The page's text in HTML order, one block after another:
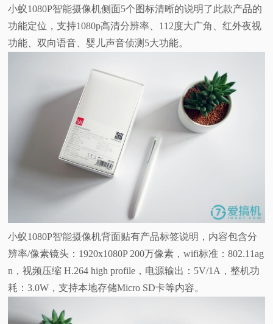
小蚁1080P智能摄像机侧面5个图标清晰的说明了此款产品的
功能定位，支持1080p高清分辨率、112度大广角、红外夜视
功能、双向语音、婴儿声音侦测5大功能。
小蚁1080P智能摄像机背面贴有产品标签说明，内容包含分
辨率/像素镜头：1920x1080P 200万像素，wifi标准：802.11ag
n，视频压缩 H.264 high profile，电源输出：5V/1A，整机功
耗：3.0W，支持本地存储Micro SD卡等内容。